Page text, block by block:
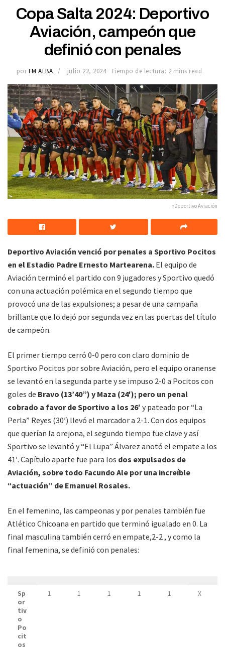
Copa Salta 2024: Deportivo
Aviación, campeón que
definió con penales
por FM ALBA julio 22, 2024 Tiempo de lectura: 2 mins read
»Deportivo Aviación
Deportivo Aviación venció por penales a Sportivo Pocitos
en el Estadio Padre Ernesto Martearena. El equipo de
Aviación terminó el partido con 9 jugadores y Sportivo quedó
con una actuación polémica en el segundo tiempo que
provocó una de las expulsiones; a pesar de una campaña
brillante que lo dejó por segunda vez en las puertas del título
de campeón.
El primer tiempo cerró 0-0 pero con claro dominio de
Sportivo Pocitos por sobre Aviación, pero el equipo oranense
se levantó en la segunda parte y se impuso 2-0 a Pocitos con
goles de Bravo (13’40”) y Maza (24′); pero un penal
cobrado a favor de Sportivo a los 26′ y pateado por “La
Perla” Reyes (30′) llevó el marcador a 2-1. Con dos equipos
que querían la orejona, el segundo tiempo fue clave y así
Sportivo se levantó y “El Lupa” Álvarez anotó el empate a los
41′. Capítulo aparte fue para los dos expulsados de
Aviación, sobre todo Facundo Ale por una increíble
“actuación” de Emanuel Rosales.
En el femenino, las campeonas y por penales también fue
Atlético Chicoana en partido que terminó igualado en 0. La
final masculina también cerró en empate,2-2 , y como la
final femenina, se definió con penales:
Sp
or
tiv
o
Po
cit
os
1 1 1 1 1 X